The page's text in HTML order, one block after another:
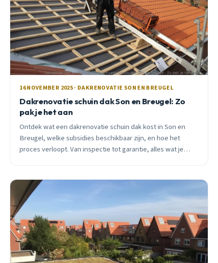
16 NOVEMBER 2025 · DAKRENOVATIE SON EN BREUGEL
Dakrenovatie schuin dak Son en Breugel: Zo
pak je het aan
Ontdek wat een dakrenovatie schuin dak kost in Son en
Breugel, welke subsidies beschikbaar zijn, en hoe het
proces verloopt. Van inspectie tot garantie, alles wat je